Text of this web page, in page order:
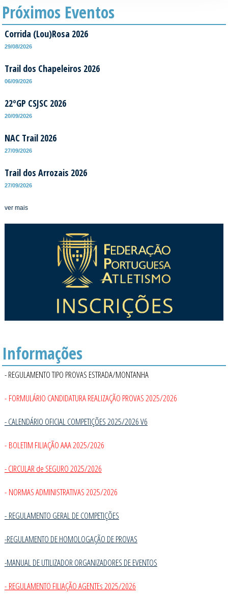
Próximos Eventos
Corrida (Lou)Rosa 2026
29/08/2026
Trail dos Chapeleiros 2026
06/09/2026
22ºGP CSJSC 2026
20/09/2026
NAC Trail 2026
27/09/2026
Trail dos Arrozais 2026
27/09/2026
ver mais
Informações
- REGULAMENTO TIPO PROVAS ESTRADA/MONTANHA
- FORMULÁRIO CANDIDATURA REALIZAÇÃO PROVAS 2025/2026
- CALENDÁRIO OFICIAL COMPETIÇÕES 2025/2026 V6
- BOLETIM FILIAÇÃO AAA 2025/2026
- CIRCULAR de SEGURO 2025/2026
- NORMAS ADMINISTRATIVAS 2025/2026
- REGULAMENTO GERAL DE COMPETIÇÕES
-REGULAMENTO DE HOMOLOGAÇÃO DE PROVAS
-MANUAL DE UTILIZADOR ORGANIZADORES DE EVENTOS
- REGULAMENTO FILIAÇÃO AGENTEs 2025/2026